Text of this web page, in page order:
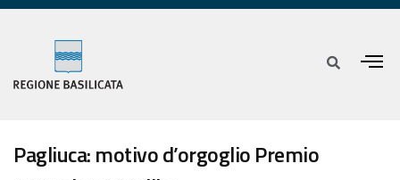
Pagliuca: motivo d’orgoglio Premio